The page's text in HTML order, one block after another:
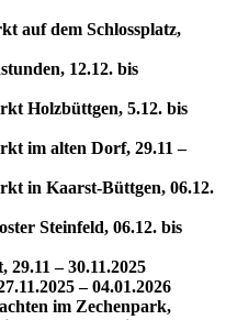
auf dem Schlossplatz,
12.12. bis
Holzbüttgen, 5.12. bis
im alten Dorf, 29.11 –
in Kaarst-Büttgen, 06.12.
Steinfeld, 06.12. bis
29.11 – 30.11.2025
– 04.01.2026
im Zechenpark,